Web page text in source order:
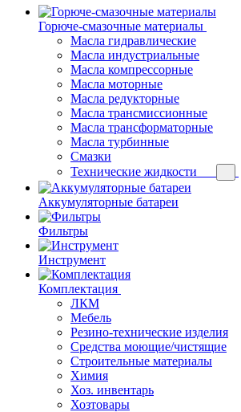
Горюче-смазочные материалы
Масла гидравлические
Масла индустриальные
Масла компрессорные
Масла моторные
Масла редукторные
Масла трансмиссионные
Масла трансформаторные
Масла турбинные
Смазки
Технические жидкости
Аккумуляторные батареи
Фильтры
Инструмент
Комплектация
ЛКМ
Мебель
Резино-технические изделия
Средства моющие/чистящие
Строительные материалы
Химия
Хоз. инвентарь
Хозтовары